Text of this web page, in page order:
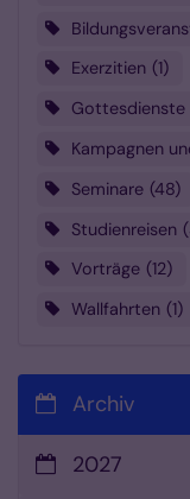
Exerzitien 1
Gottesdienste
Kampagnen
Seminare 48
Studienreisen
Vorträge 12
Wallfahrten 1
Archiv
2027